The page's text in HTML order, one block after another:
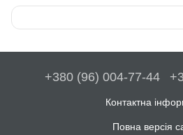
+380 (96) 004-77-44
Контактна
Повна версія